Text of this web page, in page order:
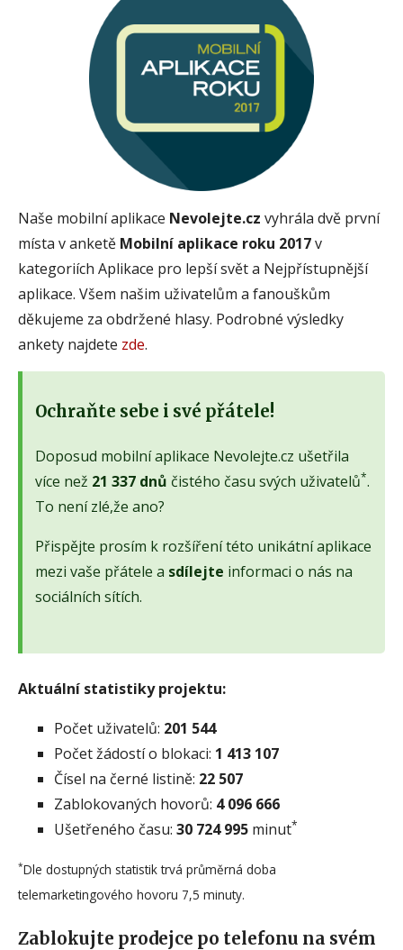
Naše mobilní aplikace Nevolejte.cz vyhrála dvě první
místa v anketě Mobilní aplikace roku 2017v
kategoriích Aplikace pro lepší svět a Nejpřístupnější
aplikace. Všem našim uživatelům a fanouškům
děkujeme za obdržené hlasy. Podrobné výsledky
ankety najdete zde.
Ochraňte sebe i své přátele!
Doposud mobilní aplikace Nevolejte.cz ušetřila
více než 21 337 dnů čistého času svých uživatelů*.
To není zlé,že ano?
Přispějte prosím k rozšíření této unikátní aplikace
mezi vaše přátele a sdílejte informaci o nás na
sociálních sítích.
Aktuální statistiky projektu:
Počet uživatelů: 201 544
Počet žádostí o blokaci: 1 413 107
Čísel na černé listině: 22 507
Zablokovaných hovorů: 4 096 666
Ušetřeného času: 30 724 995 minut*
*Dle dostupných statistik trvá průměrná doba
telemarketingového hovoru 7,5 minuty.
Zablokujte prodejce po telefonu na svém